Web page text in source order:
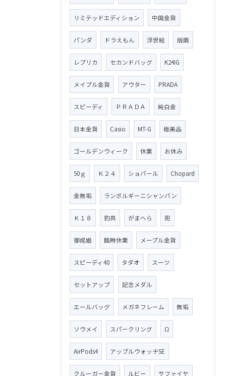
リミテッドエディション 中国金貨
パンダ ドラえもん 浮世絵 版画
レプリカ セカンドバッグ K24IG
メイプル金貨 アウター PRADA
スピーディ ＰＲＡＤＡ 純白金
日本金貨 Casio MT-G 極美品
ゴールデンウィーク 休業 お休み
50ｇ Ｋ２４ ショパール Chopard
金無垢 ランボルギーニシャンパン
Ｋ１８ 釣具 がまへら 兜
御成婚 臨時休業 メープル金貨
スピーディ40 タダオ スーツ
セットアップ 記念メダル
エールバッグ メガネフレーム 無垢
ソウメイ スパークリング Ω
AirPods4 アップルウォッチSE
クルーガー金貨 ルビー サファイヤ